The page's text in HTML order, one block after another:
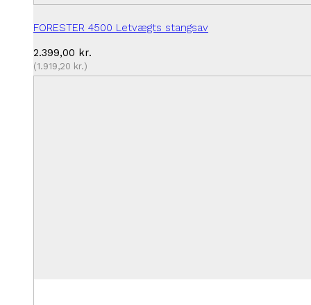
FORESTER 4500 Letvægts stangsav
2.399,00 kr.
(1.919,20 kr.)